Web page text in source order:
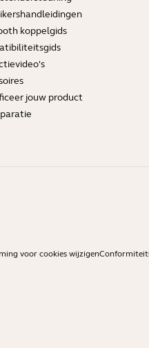
koppelgids
jouw product
voor cookies wijzigen